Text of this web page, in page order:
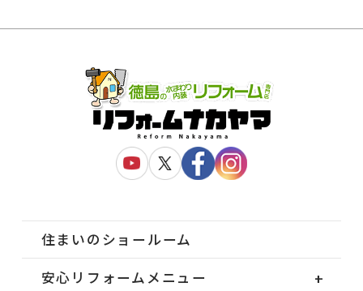
住まいのショールーム
安心リフォームメニュー